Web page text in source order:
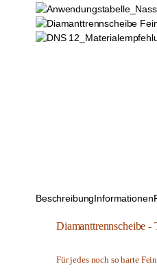
BeschreibungInformationen
Diamanttrennscheibe -
Für jedes noch so harte